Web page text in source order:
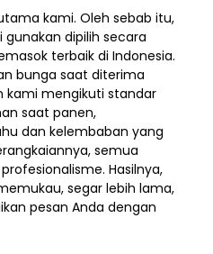
kami. Oleh sebab itu,
dipilih secara
terbaik di Indonesia.
bunga saat diterima
kami mengikuti standar
saat panen,
dan kelembaban yang
semua
Hasilnya,
segar lebih lama,
pesan Anda dengan